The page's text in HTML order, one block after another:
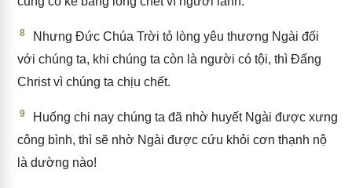
8
Nhưng Đức Chúa Trời tỏ lòng yêu thương Ngài đối
với chúng ta, khi chúng ta còn là người có tội, thì Đấng
Christ vì chúng ta chịu chết.
9
Huống chi nay chúng ta đã nhờ huyết Ngài được xưng
công bình, thì sẽ nhờ Ngài được cứu khỏi cơn thạnh nộ
là dường nào!